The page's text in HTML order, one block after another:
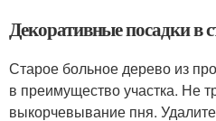
Декоративные посадки в
Старое больное дерево из
в преимущество участка. Не
выкорчевывание пня.